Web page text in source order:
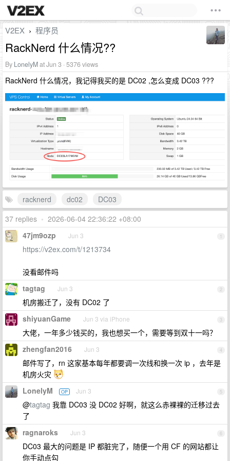
V2EX › 程序员
RackNerd 什么情况??
By LonelyMat Jun 3 · 5376 views
RackNerd 什么情况，我记得我买的是 DC02 ,怎么变成 DC03 ???
racknerd dc02
DC03
37 replies • 2026-06-04 22:36:22 +08:00
1
47jm9ozp Jun 3
https://v2ex.com/t/1213734
没看邮件吗
2
tagtag Jun 3
机房搬迁了，没有 DC02 了
3
shiyuanGame Jun 3 via iPhone
大佬，一年多少钱买的，我也想买一个，需要等到双十一吗？
4
zhengfan2016 Jun 3
邮件写了，rn 这家基本每年都要调一次线和换一次 ip ，去年是
机房火灾
5
LonelyM OP Jun 3
@tagtag 我靠 DC03 没 DC02 好啊，就这么赤裸裸的迁移过去
了
6
ragnaroks Jun 3
DC03 最大的问题是 IP 都脏完了，随便一个用 CF 的网站都让
你手动点勾